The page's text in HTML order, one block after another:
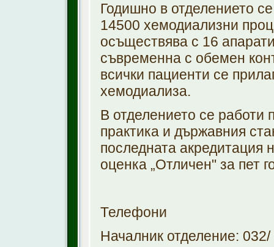
Годишно в отделението
14500 хемодиализни
осъществява с 16
съвременна с обемен
всички пациенти се
хемодиализа.
В отделението се работи
практика и държавния
последната акредитация
оценка „Отличен" за пет
Телефони
Началник отделение: